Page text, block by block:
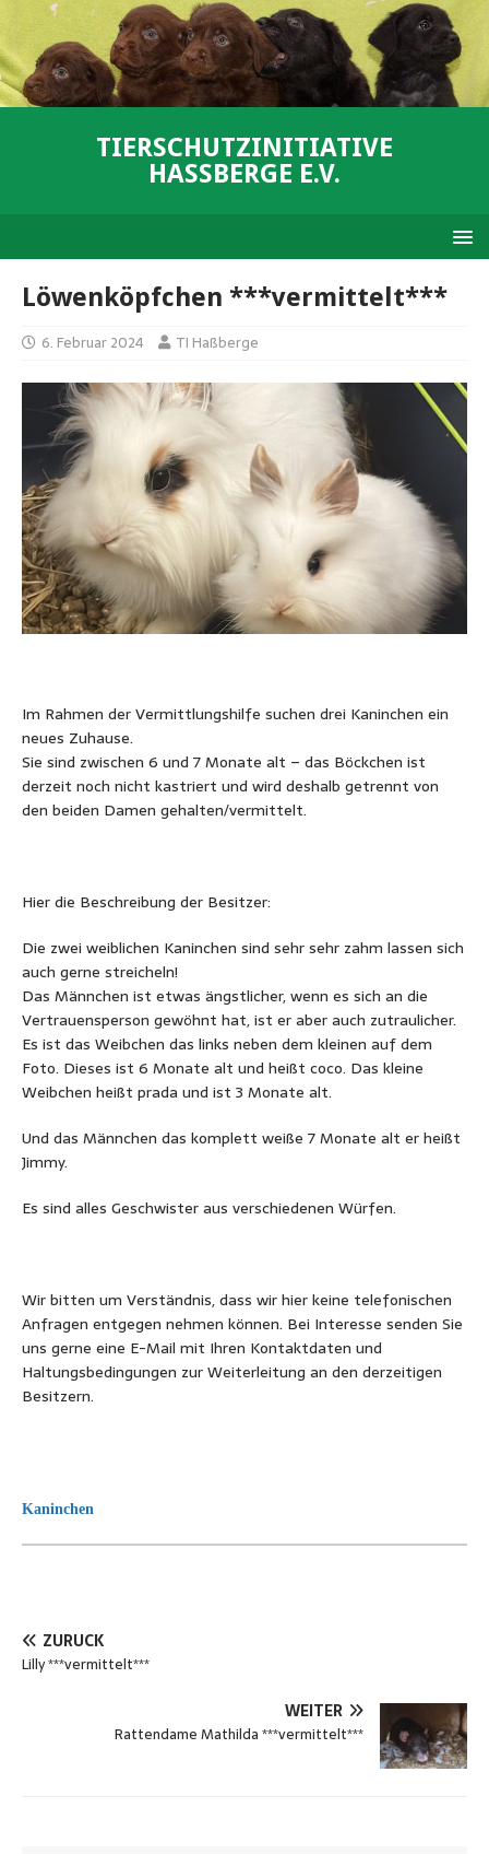
TIERSCHUTZINITIATIVE
HASSBERGE E.V.
Löwenköpfchen ***vermittelt***
6. Februar 2024 TI Haßberge
Im Rahmen der Vermittlungshilfe suchen drei Kaninchen ein
neues Zuhause.
Sie sind zwischen 6 und 7 Monate alt – das Böckchen ist
derzeit noch nicht kastriert und wird deshalb getrennt von
den beiden Damen gehalten/vermittelt.
Hier die Beschreibung der Besitzer:
Die zwei weiblichen Kaninchen sind sehr sehr zahm lassen sich
auch gerne streicheln!
Das Männchen ist etwas ängstlicher, wenn es sich an die
Vertrauensperson gewöhnt hat, ist er aber auch zutraulicher.
Es ist das Weibchen das links neben dem kleinen auf dem
Foto. Dieses ist 6 Monate alt und heißt coco. Das kleine
Weibchen heißt prada und ist 3 Monate alt.
Und das Männchen das komplett weiße 7 Monate alt er heißt
Jimmy.
Es sind alles Geschwister aus verschiedenen Würfen.
Wir bitten um Verständnis, dass wir hier keine telefonischen
Anfragen entgegen nehmen können. Bei Interesse senden Sie
uns gerne eine E-Mail mit Ihren Kontaktdaten und
Haltungsbedingungen zur Weiterleitung an den derzeitigen
Besitzern.
Kaninchen
ZURÜCK
Lilly ***vermittelt***
WEITER
Rattendame Mathilda ***vermittelt***